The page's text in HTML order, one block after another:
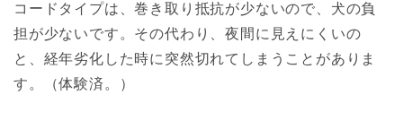
コードタイプは、巻き取り抵抗が少ないので、犬の負
担が少ないです。その代わり、夜間に見えにくいの
と、経年劣化した時に突然切れてしまうことがありま
す。（体験済。）